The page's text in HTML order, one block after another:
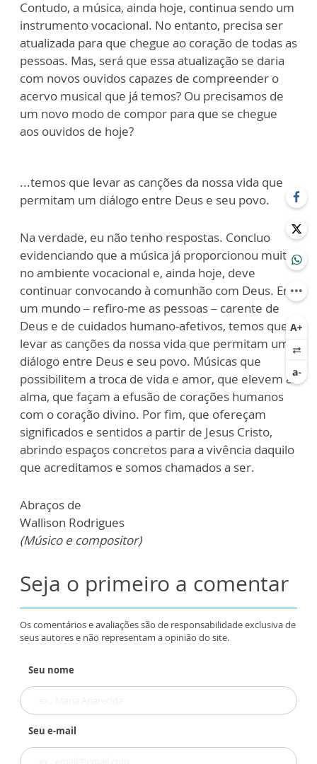
Contudo, a música, ainda hoje, continua sendo um
instrumento vocacional. No entanto, precisa ser
atualizada para que chegue ao coração de todas as
pessoas. Mas, será que essa atualização se daria
com novos ouvidos capazes de compreender o
acervo musical que já temos? Ou precisamos de
um novo modo de compor para que se chegue
aos ouvidos de hoje?
...temos que levar as canções da nossa vida que
permitam um diálogo entre Deus e seu povo.
Na verdade, eu não tenho respostas. Concluo
evidenciando que a música já proporcionou muito
no ambiente vocacional e, ainda hoje, deve
continuar convocando à comunhão com Deus. Em
um mundo – refiro-me as pessoas – carente de
Deus e de cuidados humano-afetivos, temos que
levar as canções da nossa vida que permitam um
diálogo entre Deus e seu povo. Músicas que
possibilitem a troca de vida e amor, que elevem a
alma, que façam a efusão de corações humanos
com o coração divino. Por fim, que ofereçam
significados e sentidos a partir de Jesus Cristo,
abrindo espaços concretos para a vivência daquilo
que acreditamos e somos chamados a ser.
Abraços de
Wallison Rodrigues
(Músico e compositor)
Seja o primeiro a comentar
Os comentários e avaliações são de responsabilidade exclusiva de
seus autores e não representam a opinião do site.
Seu nome
Seu e-mail